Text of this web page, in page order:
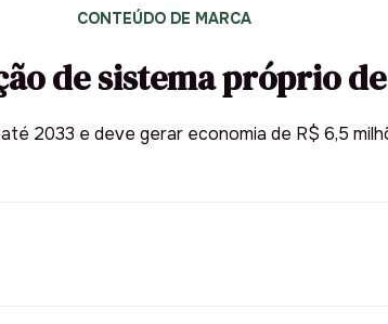
CONTEÚDO DE MARCA
de sistema próprio
2033 e deve gerar economia de R$ 6,5